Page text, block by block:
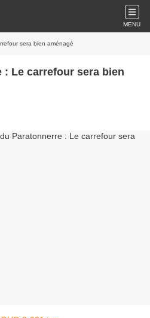
MENU
sera bien aménagé
: Le carrefour sera bien